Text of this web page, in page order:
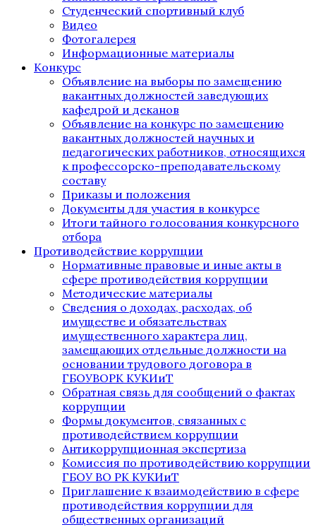
Студенческий спортивный клуб
Видео
Фотогалерея
Информационные материалы
Конкурс
Объявление на выборы по замещению
вакантных должностей заведующих
кафедрой и деканов
Объявление на конкурс по замещению
вакантных должностей научных и
педагогических работников, относящихся
к профессорско-преподавательскому
составу
Приказы и положения
Документы для участия в конкурсе
Итоги тайного голосования конкурсного
отбора
Противодействие коррупции
Нормативные правовые и иные акты в
сфере противодействия коррупции
Методические материалы
Сведения о доходах, расходах, об
имуществе и обязательствах
имущественного характера лиц,
замещающих отдельные должности на
основании трудового договора в
ГБОУВОРК КУКИиТ
Обратная связь для сообщений о фактах
коррупции
Формы документов, связанных с
противодействием коррупции
Антикоррупционная экспертиза
Комиссия по противодействию коррупции
ГБОУ ВО РК КУКИиТ
Приглашение к взаимодействию в сфере
противодействия коррупции для
общественных организаций